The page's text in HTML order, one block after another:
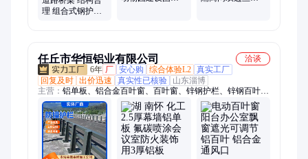
理 组合式钢护栏
任丘市华恒铝业有限公司
洽谈
6年 厂 安心购 综合体验L2 真实工厂
回复及时 出价迅速 真实性已核验
山东淄博
主营： 铝单板、铝合金百叶窗、百叶窗、锌钢护栏、锌钢百叶
窗、塑钢百叶窗、铝单板幕墙、冲孔铝单板、幕墙铝单板、氟碳
铝单板、外墙铝单板、异形铝单板、空调罩、铝方通、铝方管